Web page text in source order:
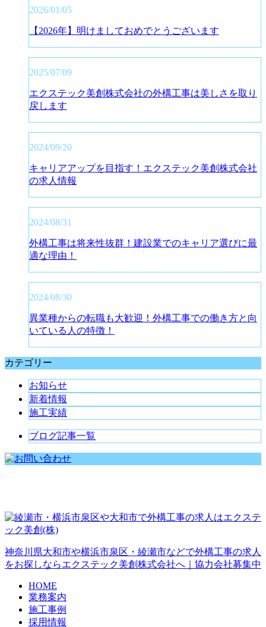
2026/01/05
【2026年】明けましておめでとうございます
2025/07/09
エクステック美創株式会社の外構工事は美しさを取り
戻します
2024/09/20
キャリアアップを目指す！エクステック美創株式会社
の求人情報
2024/08/31
外構工事は将来性抜群！建設業でのキャリア選びに最
適な理由！
2024/08/30
異業種からの転職も大歓迎！外構工事での働き方と向
いている人の特徴！
カテゴリー
お知らせ
新着情報
施工実績
ブログ記事一覧
神奈川県大和市や横浜市泉区・綾瀬市などで外構工事の求人
をお探しならエクステック美創株式会社へ｜協力会社募集中
HOME
業務案内
施工事例
採用情報